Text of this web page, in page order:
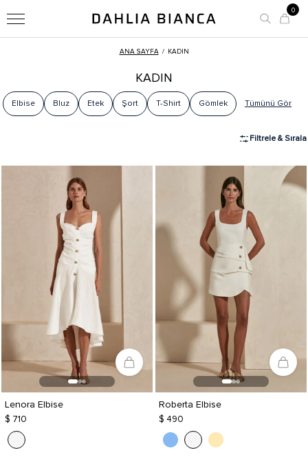
0
ANA SAYFA / KADIN
KADIN
Elbise Bluz Etek Şort T-Shirt Gömlek Tümünü Gör
Filtrele & Sırala
Lenora Elbise
$ 710
Roberta Elbise
$ 490